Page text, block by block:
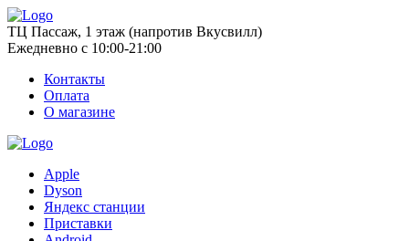
ТЦ Пассаж, 1 этаж (напротив Вкусвилл)
Ежедневно с 10:00-21:00
Контакты
Оплата
О магазине
Apple
Dyson
Яндекс станции
Приставки